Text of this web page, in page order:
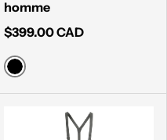
homme
$399.00 CAD
BLACK